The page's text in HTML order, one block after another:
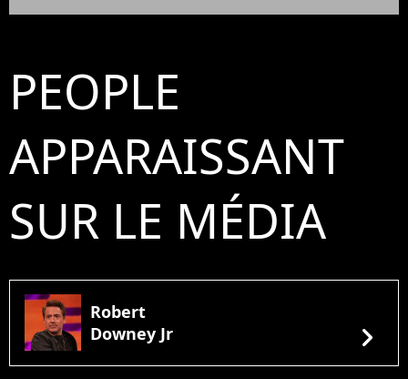
PEOPLE
APPARAISSANT
SUR LE MÉDIA
Robert
Downey Jr
chevron_right